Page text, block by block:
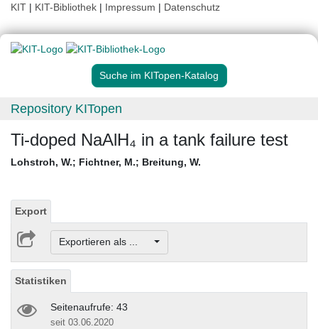
KIT | KIT-Bibliothek | Impressum | Datenschutz
Suche im KITopen-Katalog
Repository KITopen
Ti-doped NaAlH₄ in a tank failure test
Lohstroh, W.; Fichtner, M.; Breitung, W.
Export
Exportieren als ...
Statistiken
Seitenaufrufe: 43
seit 03.06.2020